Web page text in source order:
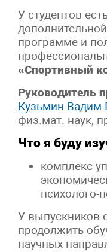
У студентов
программе и
«Спортивный
Руководитель
Кузьмин Вадим
физ.мат. наук,
Что я буду
комплекс
психолого-
У выпускников
продолжить
научных